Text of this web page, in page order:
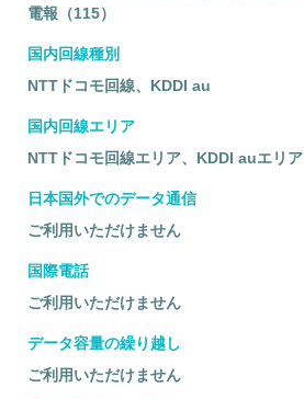
電報（115）
国内回線種別
NTTドコモ回線、KDDI au
国内回線エリア
NTTドコモ回線エリア、KDDI auエリア
日本国外でのデータ通信
ご利用いただけません
国際電話
ご利用いただけません
データ容量の繰り越し
ご利用いただけません